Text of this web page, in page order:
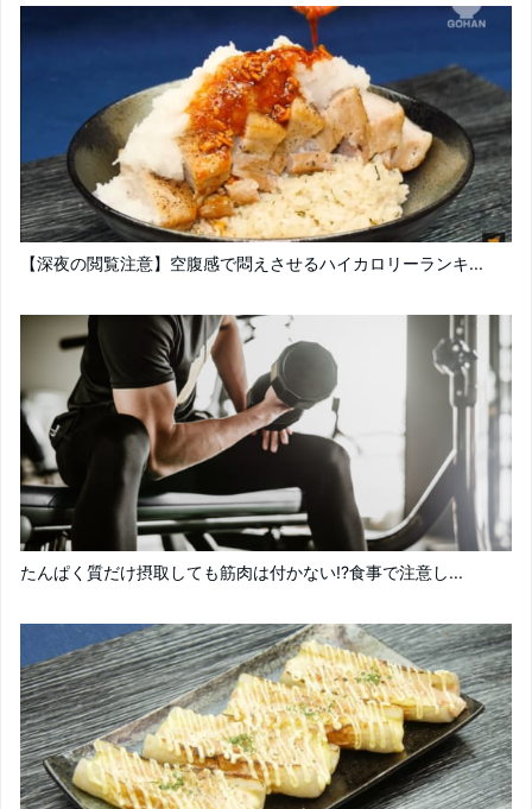
【深夜の閲覧注意】空腹感で悶えさせるハイカロリーランキ...
たんぱく質だけ摂取しても筋肉は付かない!?食事で注意し...